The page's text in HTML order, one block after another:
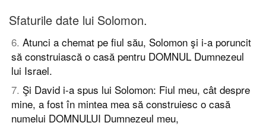
Sfaturile date lui Solomon.
6. Atunci a chemat pe fiul său, Solomon şi i-a poruncit
să construiască o casă pentru DOMNUL Dumnezeul
lui Israel.
7. Şi David i-a spus lui Solomon: Fiul meu, cât despre
mine, a fost în mintea mea să construiesc o casă
numelui DOMNULUI Dumnezeul meu,